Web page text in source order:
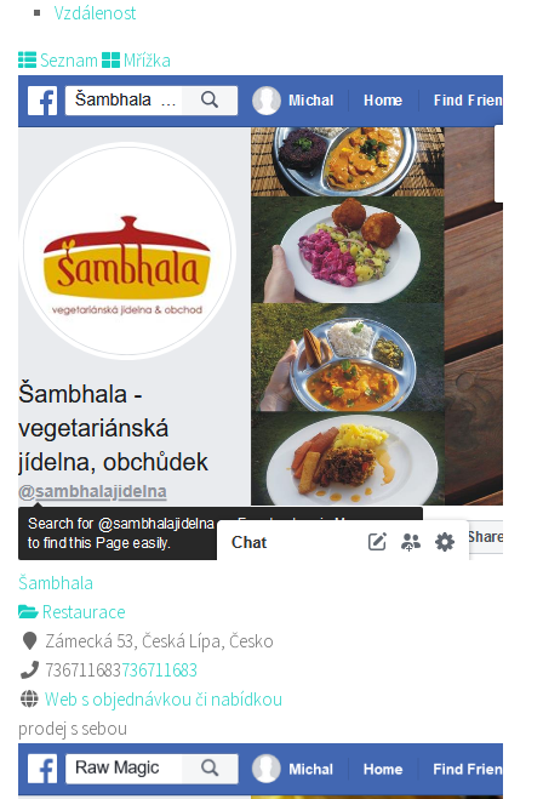
Vzdálenost
Seznam Mřížka
Šambhala
Restaurace
Zámecká 53, Česká Lípa, Česko
736711683736711683
Web s objednávkou či nabídkou
prodej s sebou